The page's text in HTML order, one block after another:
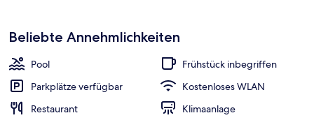
Beliebte Annehmlichkeiten
Pool
Frühstück inbegriffen
Parkplätze verfügbar
Kostenloses WLAN
Restaurant
Klimaanlage